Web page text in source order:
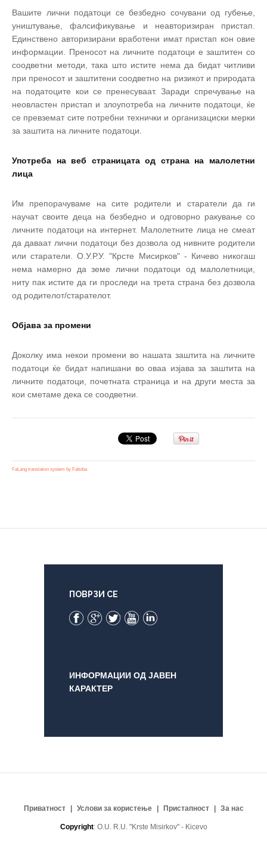
Вашите лични податоци се безбедно сочувани од губење,
уништување, фалсификување и неавторизиран пристап.
Единствено авторизирани вработени имат пристап кон овие
информации. Преносот на личните податоци е заштитен со
соодветни методи, така што истите нема да бидат читливи
при преносот и заштитени соодветно на ризикот и природата
на податоците кои се пренесуваат. Заради спречување на
неовластен пристап и злоупотреба на личните податоци, ќе
се превземат сите потребни технички и организациски мерки
за заштита на личните податоци.
Употреба на веб страницата од страна на малолетни
лица
Им препорачуваме на сите родители и старатели да ги
научат своите деца на безбедно и одговорно ракување со
личните податоци на интернет. Малолетните лица не смеат
да даваат лични податоци без дозвола од нивните родители
или старатели. О.У.Р.У. "Крсте Мисирков" - Кичево никогаш
нема намерно да земе лични податоци од малолетници,
ниту пак истите да ги проследи на трета страна без дозвола
од родителот/старателот.
Објава за промени
Доколку има некои промени во нашата заштита на личните
податоци ќе бидат напишани во оваа изјава за заштита на
личните податоци, почетната страница и на други места за
кои сметаме дека се соодветни.
FaLang translation system by Faboba
ПОВРЗИ СЕ
Facebook
Google+
TwitterYouTube
ИНФОРМАЦИИ ОД ЈАВЕН
КАРАКТЕР
Приватност Услови за користење Пристапност За нас
Copyright: O.U. R.U. "Krste Misirkov" - Kicevo